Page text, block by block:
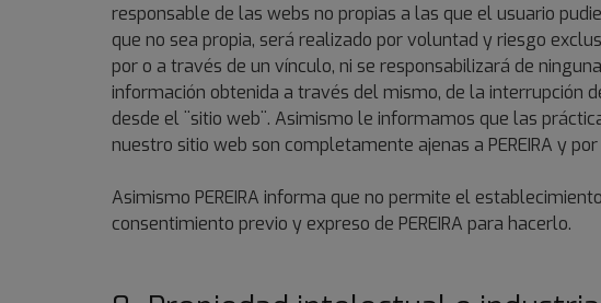
responsable de las webs no propias a las que el usuario
que no sea propia, será realizado por voluntad y riesgo
por o a través de un vínculo, ni se responsabilizará de
información obtenida a través del mismo, de la interrupción
desde el ¨sitio web¨. Asimismo le informamos que las
nuestro sitio web son completamente ajenas a PEREIRA y
Asimismo PEREIRA informa que no permite el
consentimiento previo y expreso de PEREIRA para hacerlo.